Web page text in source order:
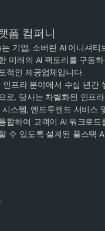
폼 컴퍼니
기업, 소버린 AI 이니셔티
미래의 AI 팩토리를 구동
적인 제공업체입니다.
프라 분야에서 수십 년간
로, 당사는 차별화된 인프
스템, 엔드투엔드 서비스
합하여 고객이 AI 워크로
수 있도록 설계된 풀스택